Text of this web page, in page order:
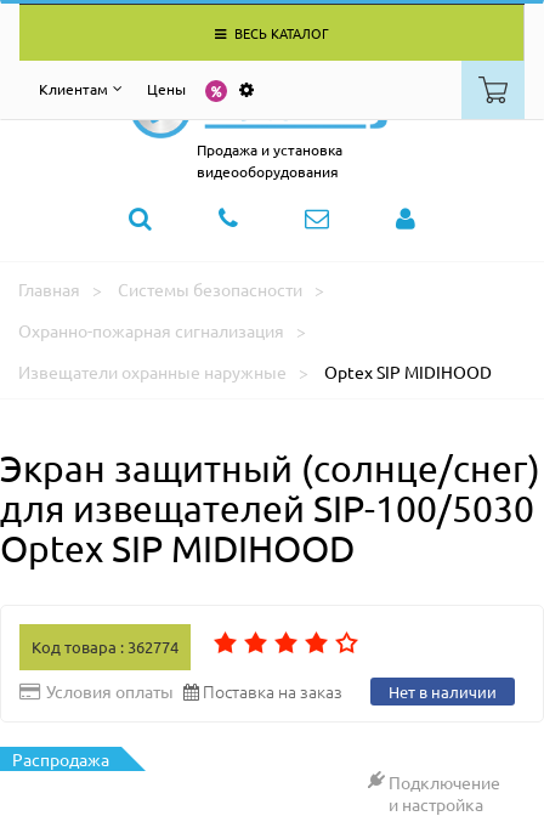
ВЕСЬ КАТАЛОГ
Клиентам Цены
Продажа и установка
видеооборудования
Главная
Системы безопасности
Охранно-пожарная сигнализация
Извещатели охранные наружные
Optex SIP MIDIHOOD
Экран защитный (солнце/снег)
для извещателей SIP-100/5030
Optex SIP MIDIHOOD
Код товара : 362774
Условия оплаты Поставка на заказ Нет в наличии
Распродажа
Подключение
и настройка